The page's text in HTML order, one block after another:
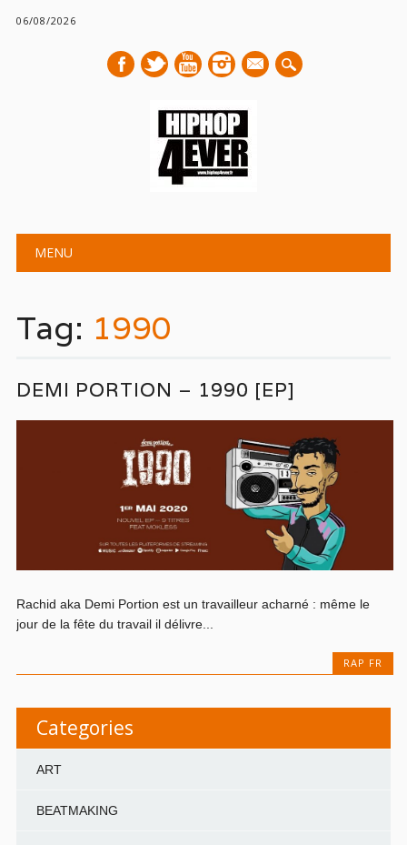
06/08/2026
mail
Main menu
MENU
Tag: 1990
DEMI PORTION – 1990 [EP]
Rachid aka Demi Portion est un travailleur acharné : même le
jour de la fête du travail il délivre...
RAP FR
Categories
ART
BEATMAKING